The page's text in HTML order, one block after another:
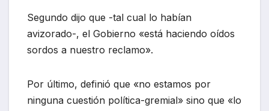
Segundo dijo que -tal cual lo habían
avizorado-, el Gobierno «está haciendo oídos
sordos a nuestro reclamo».
Por último, definió que «no estamos por
ninguna cuestión política-gremial» sino que «lo